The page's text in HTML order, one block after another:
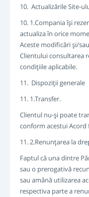
10. Actualizările Site-
10. 1.Compania îşi
actualiza în orice
Aceste modificări şi/
Clientului consultarea
condiţiile aplicabile.
11. Dispoziţii generale
11. 1.Transfer.
Clientul nu-şi poate
conform acestui Acord
11. 2.Renunţarea la
Faptul că una dintre
sau o prerogativă
sau amână utilizarea
respectiva parte a